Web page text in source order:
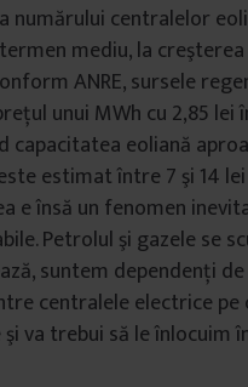
numărului centralelor
mediu, la
ANRE, sursele
unui MWh cu 2,85 lei
capacitatea eoliană
estimat între 7 şi 14
e însă un fenomen
Petrolul şi gazele se
suntem dependenţi
centralele electrice pe
va trebui să le înlocuim